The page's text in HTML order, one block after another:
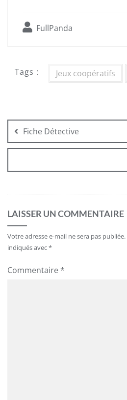
FullPanda
Tags : Jeux coopératifs
de
l’article
Fiche Détective
LAISSER UN COMMENTAIRE
Votre adresse e-mail ne sera pas publiée.
indiqués avec*
Commentaire *